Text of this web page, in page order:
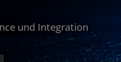
und Integration